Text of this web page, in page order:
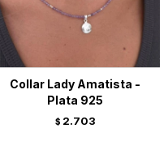
Collar Lady Amatista -
Plata 925
$ 2.703